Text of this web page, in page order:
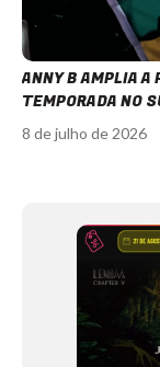
ANNY B AMPLIA A
TEMPORADA NO
8 de julho de 2026